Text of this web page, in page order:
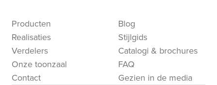
Producten
Realisaties
Verdelers
Onze toonzaal
Contact
Blog
Stijlgids
Catalogi & brochures
FAQ
Gezien in de media